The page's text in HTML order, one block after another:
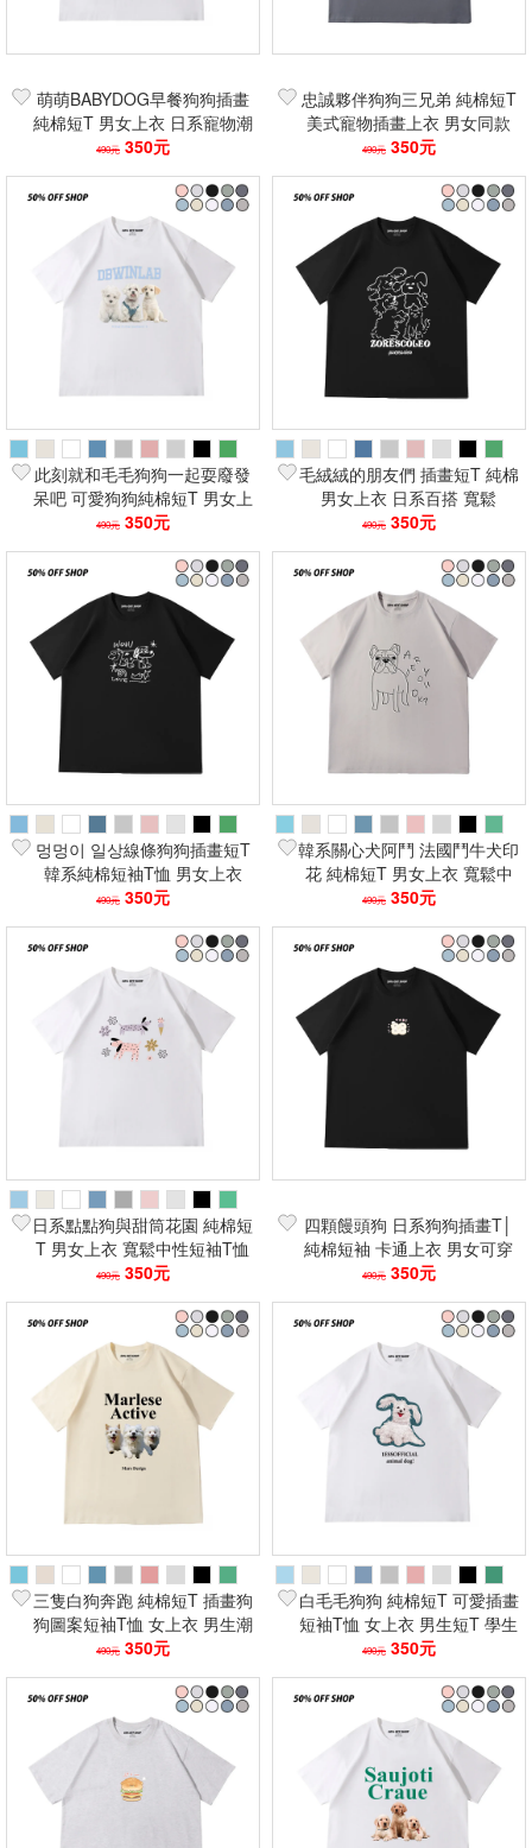
萌萌BABYDOG早餐狗狗插畫
純棉短T 男女上衣 日系寵物潮
流短袖 休閒百搭情侶裝 學生
穿搭T恤
490元 350元
忠誠夥伴狗狗三兄弟 純棉短T
美式寵物插畫上衣 男女同款
oversize休閒潮流T恤 學生情
侶
490元 350元
此刻就和毛毛狗狗一起耍廢發
呆吧 可愛狗狗純棉短T 男女上
衣 oversize寬鬆百搭 韓系學生
情侶裝
490元 350元
毛絨絨的朋友們 插畫短T 純棉
男女上衣 日系百搭 寬鬆
oversize 潮流短袖T恤 情侶學
生穿搭
490元 350元
멍멍이 일상線條狗狗插畫短T
韓系純棉短袖T恤 男女上衣
oversize 情侶裝 學生百搭
490元 350元
韓系關心犬阿鬥 法國鬥牛犬印
花 純棉短T 男女上衣 寬鬆中
性短袖T恤
490元 350元
日系點點狗與甜筒花園 純棉短
T 男女上衣 寬鬆中性短袖T恤
490元 350元
四顆饅頭狗 日系狗狗插畫T│
純棉短袖 卡通上衣 男女可穿
情侶裝 狗狗T恤
490元 350元
三隻白狗奔跑 純棉短T 插畫狗
狗圖案短袖T恤 女上衣 男生潮
T 韓系寬鬆學生穿搭
490元 350元
白毛毛狗狗 純棉短T 可愛插畫
短袖T恤 女上衣 男生短T 學生
穿搭 寬鬆休閒T恤款
490元 350元